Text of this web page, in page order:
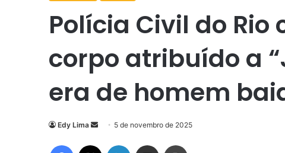
Polícia Civil do
corpo atribuído a
era de homem
Edy Lima
Mande5 de novembro de 2025
Facebook Linkedin Compartilhar via e-mail